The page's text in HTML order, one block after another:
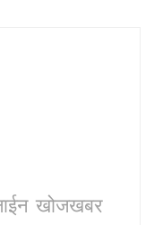
खोजखबर